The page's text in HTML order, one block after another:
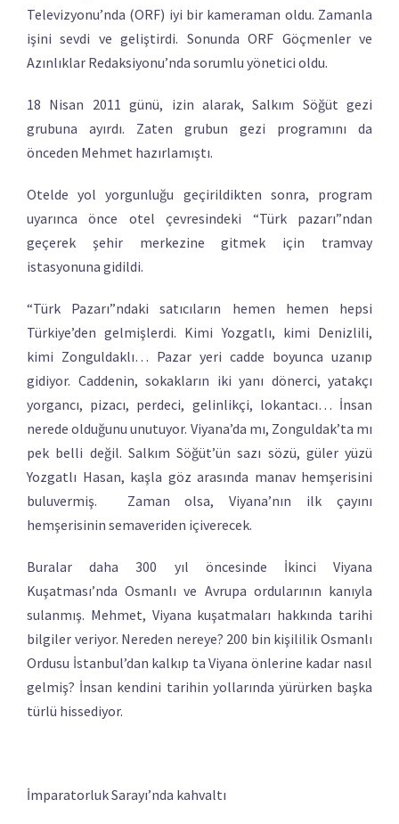
Televizyonu’nda (ORF) iyi bir kameraman oldu. Zamanla
işini sevdi ve geliştirdi. Sonunda ORF Göçmenler ve
Azınlıklar Redaksiyonu’nda sorumlu yönetici oldu.
18 Nisan 2011 günü, izin alarak, Salkım Söğüt gezi
grubuna ayırdı. Zaten grubun gezi programını da
önceden Mehmet hazırlamıştı.
Otelde yol yorgunluğu geçirildikten sonra, program
uyarınca önce otel çevresindeki “Türk pazarı”ndan
geçerek şehir merkezine gitmek için tramvay
istasyonuna gidildi.
“Türk Pazarı”ndaki satıcıların hemen hemen hepsi
Türkiye’den gelmişlerdi. Kimi Yozgatlı, kimi Denizlili,
kimi Zonguldaklı… Pazar yeri cadde boyunca uzanıp
gidiyor. Caddenin, sokakların iki yanı dönerci, yatakçı
yorgancı, pizacı, perdeci, gelinlikçi, lokantacı… İnsan
nerede olduğunu unutuyor. Viyana’da mı, Zonguldak’ta mı
pek belli değil. Salkım Söğüt’ün sazı sözü, güler yüzü
Yozgatlı Hasan, kaşla göz arasında manav hemşerisini
buluvermiş. Zaman olsa, Viyana’nın ilk çayını
hemşerisinin semaveriden içiverecek.
Buralar daha 300 yıl öncesinde İkinci Viyana
Kuşatması’nda Osmanlı ve Avrupa ordularının kanıyla
sulanmış. Mehmet, Viyana kuşatmaları hakkında tarihi
bilgiler veriyor. Nereden nereye? 200 bin kişililik Osmanlı
Ordusu İstanbul’dan kalkıp ta Viyana önlerine kadar nasıl
gelmiş? İnsan kendini tarihin yollarında yürürken başka
türlü hissediyor.
İmparatorluk Sarayı’nda kahvaltı